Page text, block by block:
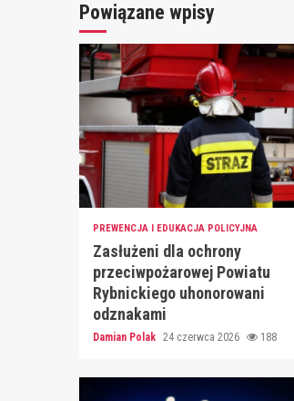
Powiązane wpisy
PREWENCJA I EDUKACJA POLICYJNA
Zasłużeni dla ochrony
przeciwpożarowej Powiatu
Rybnickiego uhonorowani
odznakami
Damian Polak 24 czerwca 2026 188